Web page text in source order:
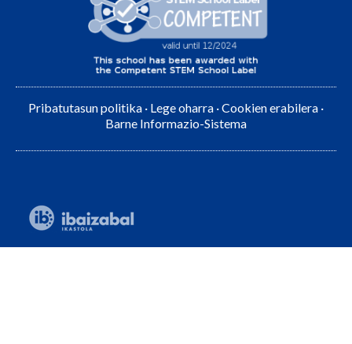
Pribatutasun politika · Lege oharra ·Cookien erabilera ·
Barne Informazio-Sistema